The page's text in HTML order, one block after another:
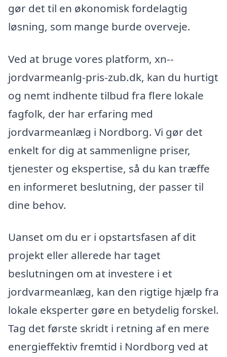
gør det til en økonomisk fordelagtig
løsning, som mange burde overveje.
Ved at bruge vores platform, xn--
jordvarmeanlg-pris-zub.dk, kan du hurtigt
og nemt indhente tilbud fra flere lokale
fagfolk, der har erfaring med
jordvarmeanlæg i Nordborg. Vi gør det
enkelt for dig at sammenligne priser,
tjenester og ekspertise, så du kan træffe
en informeret beslutning, der passer til
dine behov.
Uanset om du er i opstartsfasen af dit
projekt eller allerede har taget
beslutningen om at investere i et
jordvarmeanlæg, kan den rigtige hjælp fra
lokale eksperter gøre en betydelig forskel.
Tag det første skridt i retning af en mere
energieffektiv fremtid i Nordborg ved at